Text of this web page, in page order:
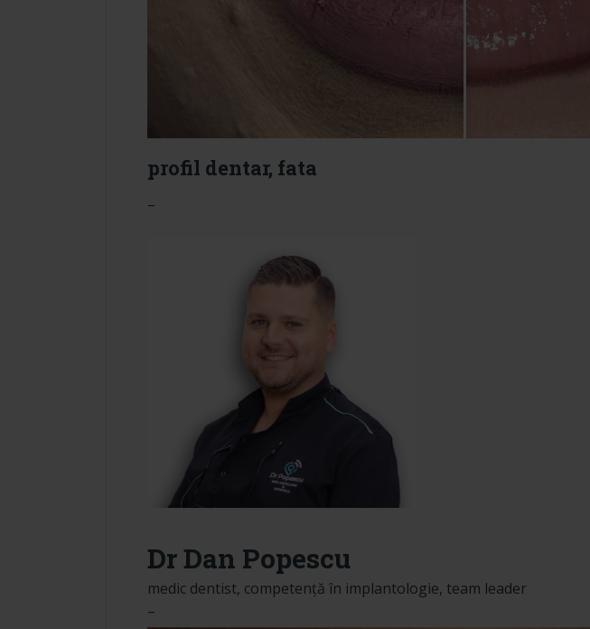
profil dentar, fata
–
Dr Dan Popescu
medic dentist, competență în implantologie, team leader
–